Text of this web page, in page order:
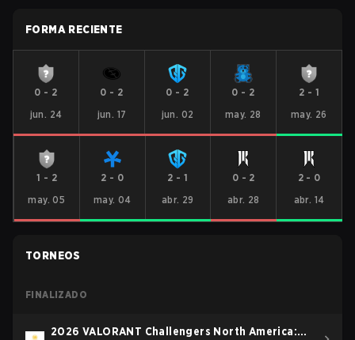
FORMA RECIENTE
0 - 2
jun. 24
0 - 2
jun. 17
0 - 2
jun. 02
0 - 2
may. 28
2 - 1
may. 26
1 - 2
may. 05
2 - 0
may. 04
2 -1
abr. 29
0 - 2
abr. 28
2- 0
abr. 14
TORNEOS
FINALIZADO
2026 VALORANT Challengers North America: